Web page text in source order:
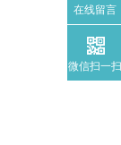
在线留言
微信扫一扫